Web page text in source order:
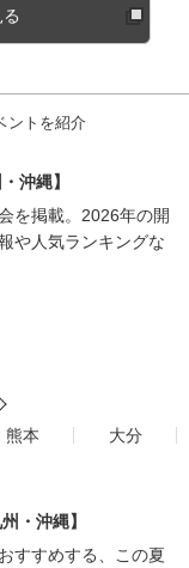
ントを紹介
沖縄】
を掲載。2026年の開
や人気ランキングな
熊本
大分
・沖縄】
すすめする、この夏